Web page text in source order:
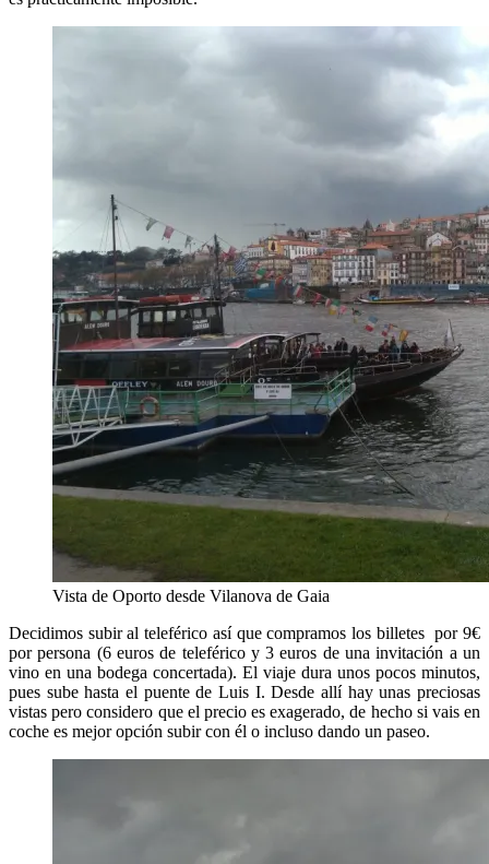
Vista de Oporto desde Vilanova de Gaia
Decidimos subir al teleférico así que compramos los billetes por 9€
por persona (6 euros de teleférico y 3 euros de una invitación a un
vino en una bodega concertada). El viaje dura unos pocos minutos,
pues sube hasta el puente de Luis I. Desde allí hay unas preciosas
vistas pero considero que el precio es exagerado, de hecho si vais en
coche es mejor opción subir con él o incluso dando un paseo.